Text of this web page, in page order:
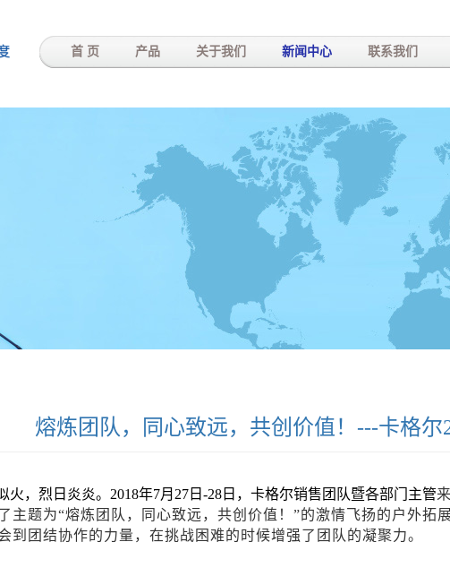
首 页 产品 关于我们 新闻中心 联系我们
熔炼团队，同心致远，共创价值！---卡格尔
火，烈日炎炎。2018年7月27日-28日，卡格尔销售团队暨各部门主管
主题为“熔炼团队，同心致远，共创价值！ ”的激情飞扬的户外拓
到团结协作的力量，在挑战困难的时候增强了团队的凝聚力。